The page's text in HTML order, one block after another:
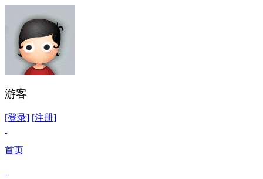
游客
[登录] [注册]
首页